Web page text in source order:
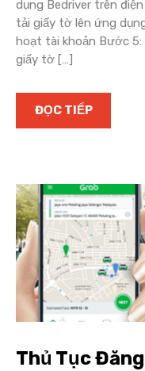
dụng Bedriver trên
tải giấy tờ lên ứng
hoạt tài khoản Bước 5:
giấy tờ […]
ĐỌC TIẾP
Thủ Tục